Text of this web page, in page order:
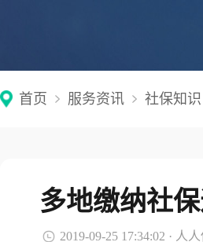
首页 服务资讯 社保知识
多地缴纳社
2019-09-25 17:34:02 · 人